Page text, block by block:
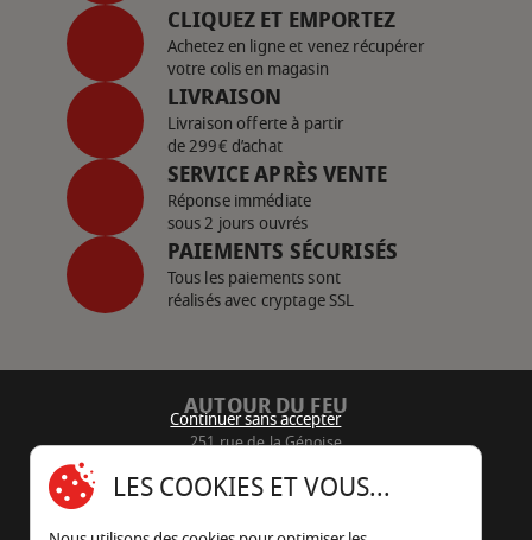
CLIQUEZ ET EMPORTEZ
Achetez en ligne et venez récupérer
votre colis en magasin
LIVRAISON
Livraison offerte à partir
de 299€ d’achat
SERVICE APRÈS VENTE
Réponse immédiate
sous 2 jours ouvrés
PAIEMENTS SÉCURISÉS
Tous les paiements sont
réalisés avec cryptage SSL
AUTOUR DU FEU
251 rue de la Génoise
05 45 22 98 09
Continuer sans accepter
LES COOKIES ET VOUS...